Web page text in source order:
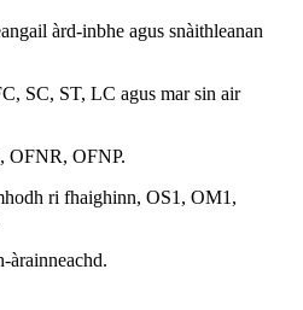
àrd-inbhe agus snàithleanan
SC, ST, LC agus mar sin air
OFNR, OFNP.
ri fhaighinn, OS1, OM1,
àrainneachd.